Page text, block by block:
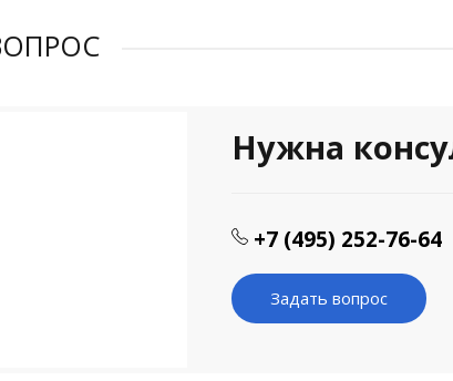
Нужна
+7 (495) 252-76-64
Задать вопрос